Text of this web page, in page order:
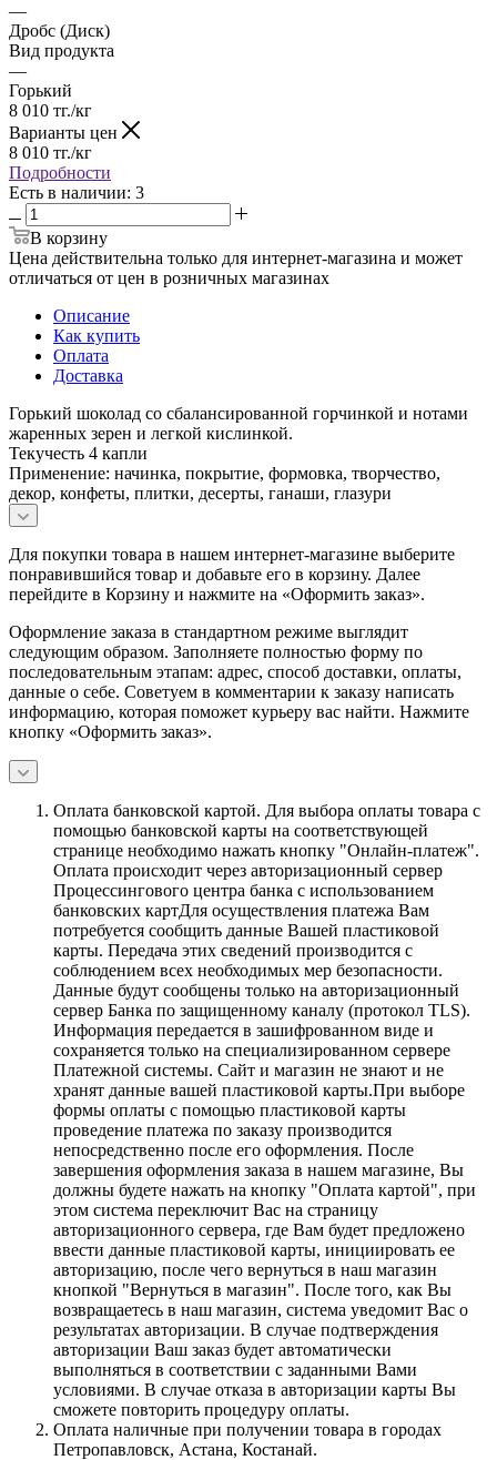
—
Дробс (Диск)
Вид продукта
—
Горький
8 010 тг./кг
Варианты цен
8 010 тг./кг
Подробности
Есть в наличии: 3
В корзину
Цена действительна только для интернет-магазина и может
отличаться от цен в розничных магазинах
Описание
Как купить
Оплата
Доставка
Горький шоколад со сбалансированной горчинкой и нотами
жаренных зерен и легкой кислинкой.
Текучесть 4 капли
Применение: начинка, покрытие, формовка, творчество,
декор, конфеты, плитки, десерты, ганаши, глазури
Для покупки товара в нашем интернет-магазине выберите
понравившийся товар и добавьте его в корзину. Далее
перейдите в Корзину и нажмите на «Оформить заказ».
Оформление заказа в стандартном режиме выглядит
следующим образом. Заполняете полностью форму по
последовательным этапам: адрес, способ доставки, оплаты,
данные о себе. Советуем в комментарии к заказу написать
информацию, которая поможет курьеру вас найти. Нажмите
кнопку «Оформить заказ».
Оплата банковской картой. Для выбора оплаты товара с
помощью банковской карты на соответствующей
странице необходимо нажать кнопку "Онлайн-платеж".
Оплата происходит через авторизационный сервер
Процессингового центра банка с использованием
банковских картДля осуществления платежа Вам
потребуется сообщить данные Вашей пластиковой
карты. Передача этих сведений производится с
соблюдением всех необходимых мер безопасности.
Данные будут сообщены только на авторизационный
сервер Банка по защищенному каналу (протокол TLS).
Информация передается в зашифрованном виде и
сохраняется только на специализированном сервере
Платежной системы. Сайт и магазин не знают и не
хранят данные вашей пластиковой карты.При выборе
формы оплаты с помощью пластиковой карты
проведение платежа по заказу производится
непосредственно после его оформления. После
завершения оформления заказа в нашем магазине, Вы
должны будете нажать на кнопку "Оплата картой", при
этом система переключит Вас на страницу
авторизационного сервера, где Вам будет предложено
ввести данные пластиковой карты, инициировать ее
авторизацию, после чего вернуться в наш магазин
кнопкой "Вернуться в магазин". После того, как Вы
возвращаетесь в наш магазин, система уведомит Вас о
результатах авторизации. В случае подтверждения
авторизации Ваш заказ будет автоматически
выполняться в соответствии с заданными Вами
условиями. В случае отказа в авторизации карты Вы
сможете повторить процедуру оплаты.
Оплата наличные при получении товара в городах
Петропавловск, Астана, Костанай.